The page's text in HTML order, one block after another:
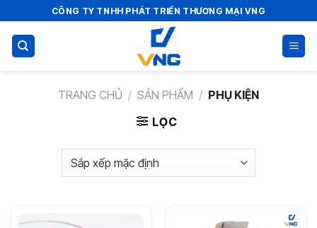
qua
dung
CÔNG TY TNHH PHÁT TRIỂN THƯƠNG MẠI VNG
TRANG CHỦ / SẢN PHẨM / PHỤ KIỆN
LỌC